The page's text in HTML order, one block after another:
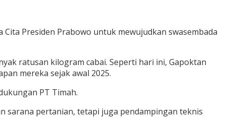
Presiden Prabowo untuk mewujudkan swasembada
ratusan kilogram cabai. Seperti hari ini, Gapoktan
mereka sejak awal 2025.
PT Timah.
sarana pertanian, tetapi juga pendampingan teknis